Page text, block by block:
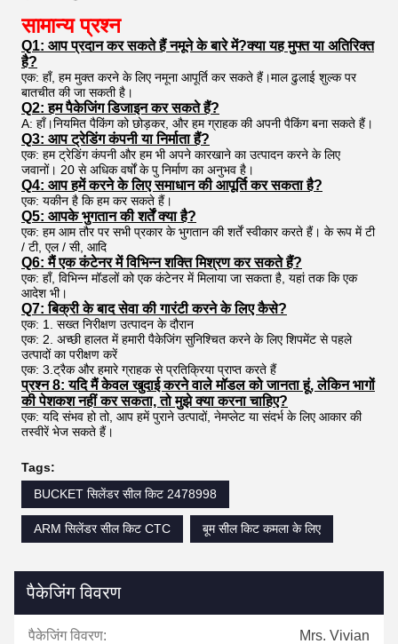
सामान्य प्रश्न
Q1: आप प्रदान कर सकते हैं नमूने के बारे में?क्या यह मुफ्त या अतिरिक्त
है?
एक: हाँ, हम मुक्त करने के लिए नमूना आपूर्ति कर सकते हैं।माल ढुलाई शुल्क पर
बातचीत की जा सकती है।
Q2: हम पैकेजिंग डिजाइन कर सकते हैं?
A: हाँ।नियमित पैकिंग को छोड़कर, और हम ग्राहक की अपनी पैकिंग बना सकते हैं।
Q3: आप ट्रेडिंग कंपनी या निर्माता हैं?
एक: हम ट्रेडिंग कंपनी और हम भी अपने कारखाने का उत्पादन करने के लिए
जवानों। 20 से अधिक वर्षों के पु निर्माण का अनुभव है।
Q4: आप हमें करने के लिए समाधान की आपूर्ति कर सकता है?
एक: यकीन है कि हम कर सकते हैं।
Q5: आपके भुगतान की शर्तें क्या है?
एक: हम आम तौर पर सभी प्रकार के भुगतान की शर्तें स्वीकार करते हैं। के रूप में टी
/ टी, एल / सी, आदि
Q6: मैं एक कंटेनर में विभिन्न शक्ति मिश्रण कर सकते हैं?
एक: हाँ, विभिन्न मॉडलों को एक कंटेनर में मिलाया जा सकता है, यहां तक ​​कि एक
आदेश भी।
Q7: बिक्री के बाद सेवा की गारंटी करने के लिए कैसे?
एक: 1. सख्त निरीक्षण उत्पादन के दौरान
एक: 2. अच्छी हालत में हमारी पैकेजिंग सुनिश्चित करने के लिए शिपमेंट से पहले
उत्पादों का परीक्षण करें
एक: 3.ट्रैक और हमारे ग्राहक से प्रतिक्रिया प्राप्त करते हैं
प्रश्न 8: यदि मैं केवल खुदाई करने वाले मॉडल को जानता हूं, लेकिन भागों
की पेशकश नहीं कर सकता, तो मुझे क्या करना चाहिए?
एक: यदि संभव हो तो, आप हमें पुराने उत्पादों, नेमप्लेट या संदर्भ के लिए आकार की
तस्वीरें भेज सकते हैं।
Tags:
BUCKET सिलेंडर सील किट 2478998
ARM सिलेंडर सील किट CTC बूम सील किट कमला के लिए
पैकेजिंग विवरण
पैकेजिंग विवरण: Mrs. Vivian